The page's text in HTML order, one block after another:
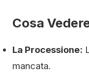
Cosa
La Processione:
mancata.